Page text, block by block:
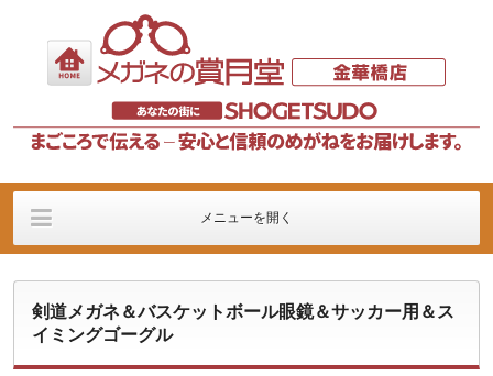
メニューを開く
イベント 販売記 価格に関するご案内
剣道メガネ＆バスケットボール眼鏡＆サッカー用＆ス
イミングゴーグル